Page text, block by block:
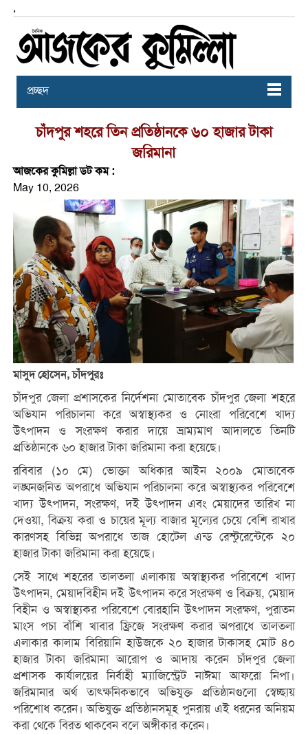
,
প্রচ্ছদ
চাঁদপুর শহরে তিন প্রতিষ্ঠানকে ৬০ হাজার টাকা
জরিমানা
আজকের কুমিল্লা ডট কম :
May 10, 2026
মাসুদ হোসেন, চাঁদপুরঃ
চাঁদপুর জেলা প্রশাসকের নির্দেশনা মোতাবেক চাঁদপুর জেলা শহরে
অভিযান পরিচালনা করে অস্বাস্থ্যকর ও নোংরা পরিবেশে খাদ্য
উৎপাদন ও সংরক্ষণ করার দায়ে ভ্রাম্যমাণ আদালতে তিনটি
প্রতিষ্ঠানকে ৬০ হাজার টাকা জরিমানা করা হয়েছে।
রবিবার (১০ মে) ভোক্তা অধিকার আইন ২০০৯ মোতাবেক
লঙ্ঘনজনিত অপরাধে অভিযান পরিচালনা করে অস্বাস্থ্যকর পরিবেশে
খাদ্য উৎপাদন, সংরক্ষণ, দই উৎপাদন এবং মেয়াদের তারিখ না
দেওয়া, বিক্রয় করা ও চায়ের মূল্য বাজার মূল্যের চেয়ে বেশি রাখার
কারণসহ বিভিন্ন অপরাধে তাজ হোটেল এন্ড রেস্টুরেন্টেকে ২০
হাজার টাকা জরিমানা করা হয়েছে।
সেই সাথে শহরের তালতলা এলাকায় অস্বাস্থ্যকর পরিবেশে খাদ্য
উৎপাদন, মেয়াদবিহীন দই উৎপাদন করে সংরক্ষণ ও বিক্রয়, মেয়াদ
বিহীন ও অস্বাস্থ্যকর পরিবেশে বোরহানি উৎপাদন সংরক্ষণ, পুরাতন
মাংস পচা বাঁশি খাবার ফ্রিজে সংরক্ষণ করার অপরাধে তালতলা
এলাকার কালাম বিরিয়ানি হাউজকে ২০ হাজার টাকাসহ মোট ৪০
হাজার টাকা জরিমানা আরোপ ও আদায় করেন চাঁদপুর জেলা
প্রশাসক কার্যালয়ের নির্বাহী ম্যাজিস্ট্রেট নাঈমা আফরো নিপা।
জরিমানার অর্থ তাৎক্ষনিকভাবে অভিযুক্ত প্রতিষ্ঠানগুলো স্বেচ্ছায়
পরিশোধ করেন। অভিযুক্ত প্রতিষ্ঠানসমূহ পুনরায় এই ধরনের অনিয়ম
করা থেকে বিরত থাকবেন বলে অঙ্গীকার করেন।